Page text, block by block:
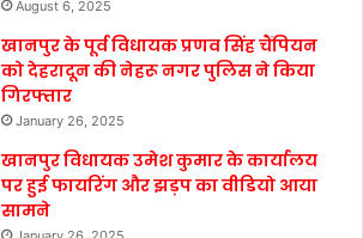
August 6, 2025
खानपुर के पूर्व विधायक प्रणव सिंह चैंपियन
को देहरादून की नेहरू नगर पुलिस ने किया
गिरफ्तार
January 26, 2025
खानपुर विधायक उमेश कुमार के कार्यालय
पर हुई फायरिंग और झड़प का वीडियो आया
सामने